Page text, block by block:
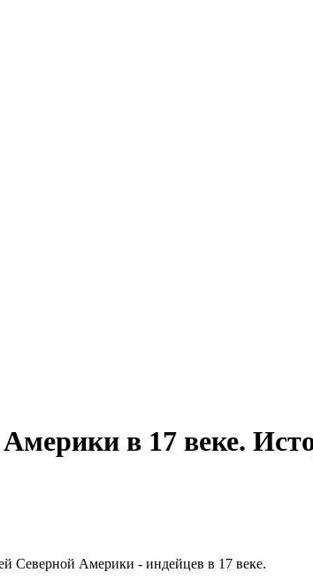
в 17 веке.
Северной Америки - индейцев в 17 веке.